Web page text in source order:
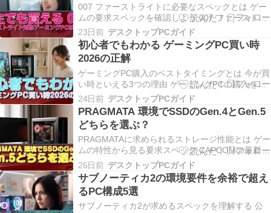
007 ファーストライトに必要なスペックとは ゲー
ムの要求スペックを確認しよう 007 ファーストラ
イトは最新のグラフィックス技術を駆使したタイ
トルで、快適にプレイするには相応のスペックが
求められます。 公式の推奨スペックを見ると、グ
ラフィックボードはミドルクラス以上、CPUは
最…
23日前 デスクトップPCガイド
初心者でもわかる ゲーミングPC買い時
2026の正解
ゲーミングPC購入のベストタイミングとは 今が買
い時といえる3つの理由 ゲーミングPCの購入を検
討している方にとって、今は絶好のタイミングと
いえます。 最新世代のパーツが出揃い、性能と価
格のバランスが非常に良好な状態が続いているか
らです。 特にグラフィックボードとCPUの両方で
世…
24日前 デスクトップPCガイド
PRAGMATA 環境でSSDのGen.4とGen.5
どちらを選ぶ？
PRAGMATAに求められるストレージ性能とは ゲー
ムの特性から見る要求スペック CAPCOMの最新作
PRAGMATAは、RE ENGINEの進化版を採用した
次世代タイトルとして、ストレージへの要求が従
来のゲームとは大きく異なることが分かっていま
す。 Gen.4 SSDで十分にプ…
26日前 デスクトップPCガイド
サブノーティカ2の環境要件を余裕で超え
るPC構成5選
サブノーティカ2が求めるスペックを理解する 公